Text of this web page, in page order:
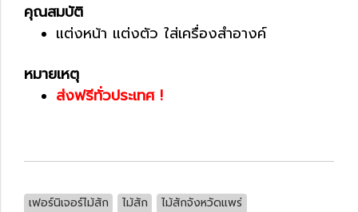
คุณสมบัติ
แต่งหน้า แต่งตัว ใส่เครื่องสำอางค์
หมายเหตุ
ส่งฟรีทั่วประเทศ !
เฟอร์นิเจอร์ไม้สัก ไม้สัก
ไม้สักจังหวัดแพร่